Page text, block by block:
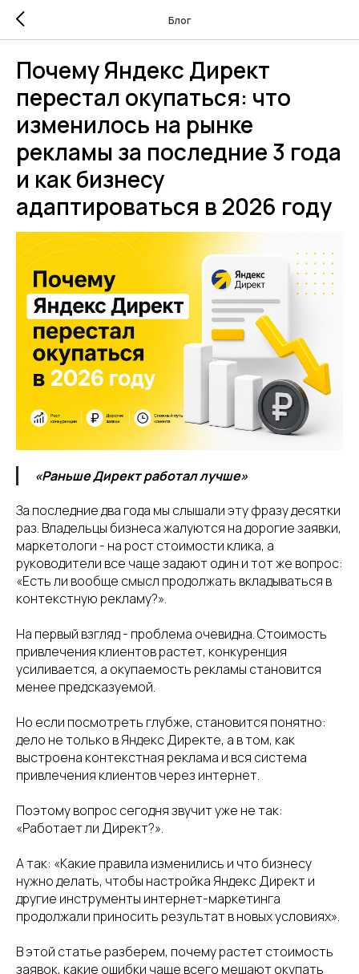
Блог
Почему Яндекс Директ
перестал окупаться: что
изменилось на рынке
рекламы за последние 3 года
и как бизнесу
адаптироваться в 2026 году
«Раньше Директ работал лучше»
За последние два года мы слышали эту фразу десятки
раз. Владельцы бизнеса жалуются на дорогие заявки,
маркетологи - на рост стоимости клика, а
руководители все чаще задают один и тот же вопрос:
«Есть ли вообще смысл продолжать вкладываться в
контекстную рекламу?».
На первый взгляд - проблема очевидна. Стоимость
привлечения клиентов растет, конкуренция
усиливается, а окупаемость рекламы становится
менее предсказуемой.
Но если посмотреть глубже, становится понятно:
дело не только в Яндекс Директе, а в том, как
выстроена контекстная реклама и вся система
привлечения клиентов через интернет.
Поэтому вопрос сегодня звучит уже не так:
«Работает ли Директ?».
А так: «Какие правила изменились и что бизнесу
нужно делать, чтобы настройка Яндекс Директ и
другие инструменты интернет-маркетинга
продолжали приносить результат в новых условиях».
В этой статье разберем, почему растет стоимость
заявок, какие ошибки чаще всего мешают окупать